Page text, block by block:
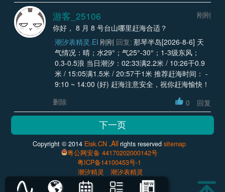
游客_25106
刚刚
你好， 8 月 8 号台山哪里赶海合适？
潮汐表精灵.EI 刚刚 回复: 那琴半岛[2026-8-6] 天
气情况：晴；水29°；气25°-30°；1-3级东风；
0.3-0.5浪 当日潮汐：02:33满2.2米 / 10:26干0.9
米 / 15:05满1.5米 / 20:57干1米 推荐赶海时间： -
9:10 ~ 14:00 (好) 赶海注意安全，祝你赶海愉快！
删除
0 回复
Copyright © 2014 Eisk.CN .Allrights reservedsitemap
粤公网安备 44170202000142号
粤ICP备14100453号-1
潮汐精灵
潮汐表精灵